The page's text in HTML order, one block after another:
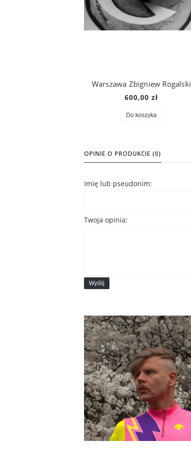
Warszawa Zbigniew Rogalski
600,00 zł
Do koszyka
OPINIE O PRODUKCIE (0)
Imię lub pseudonim:
Twoja opinia:
Wyślij